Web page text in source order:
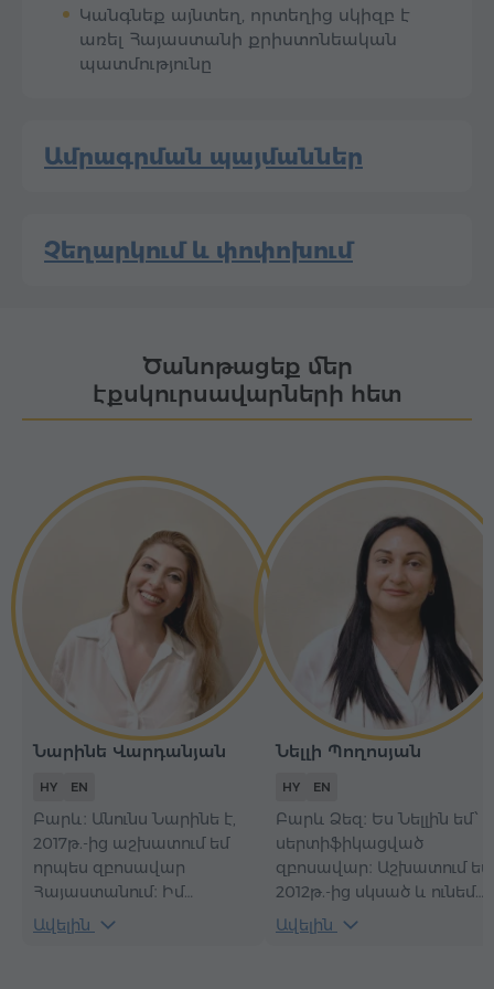
Կանգնեք այնտեղ, որտեղից սկիզբ է
առել Հայաստանի քրիստոնեական
պատմությունը
Ամրագրման պայմաններ
Չեղարկում և փոփոխում
Ծանոթացեք մեր
էքսկուրսավարների հետ
Նարինե Վարդանյան
HY EN
Բարև։ Անունս Նարինե է,
2017թ.-ից աշխատում եմ
որպես զբոսավար
Հայաստանում։ Իմ
ամենամեծ սերը և կիրքը
հայրենիքս է՝ Հայաստանը։
Ավելին
Նելլի Պողոսյան
HY EN
Բարև Ձեզ։ Ես Նելլին եմ՝
սերտիֆիկացված
զբոսավար։ Աշխատում եմ
2012թ.-ից սկսած և ունեմ
առանձնահատուկ
հմտություններ.
Ավելին